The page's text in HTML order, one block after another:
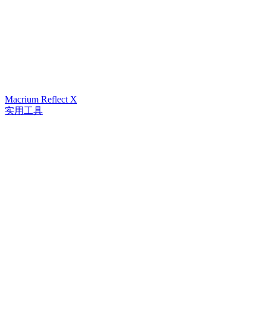
Macrium Reflect X
实用工具